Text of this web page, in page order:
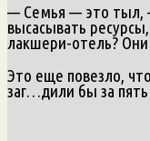
— Семья — это тыл,
высасывать
лакшери-отель?
Это еще повезло,
заг…дили бы за